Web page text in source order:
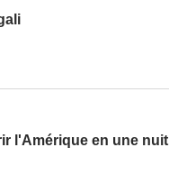
l'Amérique en une nuit